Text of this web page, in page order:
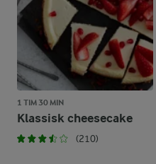
1 TIM 30 MIN
Klassisk cheesecake
(210)